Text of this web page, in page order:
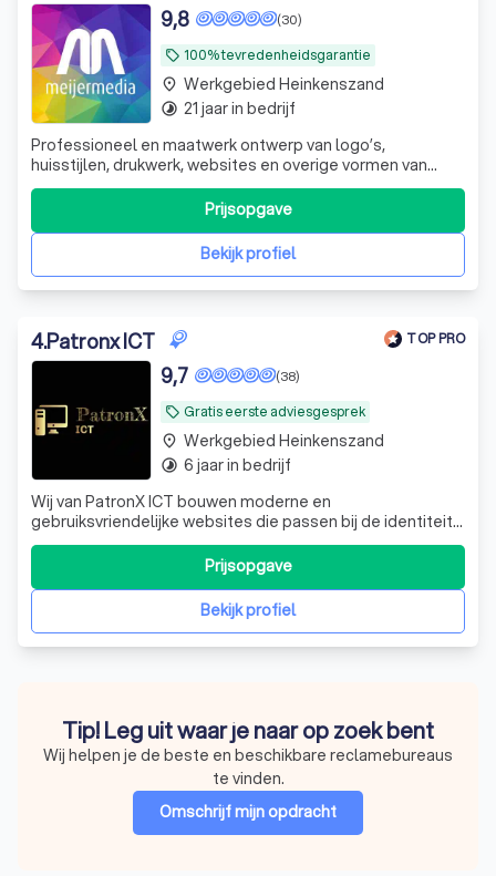
local_offer 100% tevredenheidsgarantie
(30)
9,8
Professioneel en maatwerk ontwerp van logo’s,
huisstijlen, drukwerk, websites en overige vormen van
creatieve communicatie. Flexibel, betrouwbaar, een
overvloed aan creativiteit en nette prijzen.
Bekijk profiel
Prijsopgave
place Werkgebied Heinkenszand
timelapse 21 jaar in bedrijf
4.Patronx ICT TOP PRO
local_offer Gratis eerste adviesgesprek
(38)
9,7
Wij van PatronX ICT bouwen moderne en
gebruiksvriendelijke websites die passen bij de identiteit
van jouw bedrijf. We verzorgen het complete traject: van
ontwerp, domeinregistratie en hosting tot beveiliging,
onderhoud en zoekmachineoptimalisatie (SEO). Daarnaast
ondersteunen wij bij e-mail, Microso
Bekijk profiel
Prijsopgave
place Werkgebied Heinkenszand
timelapse 6 jaar in bedrijf
Tip! Leg uit waar je naar op zoek bent
Wij helpen je de beste en beschikbare reclamebureaus
te vinden.
Omschrijf mijn opdracht